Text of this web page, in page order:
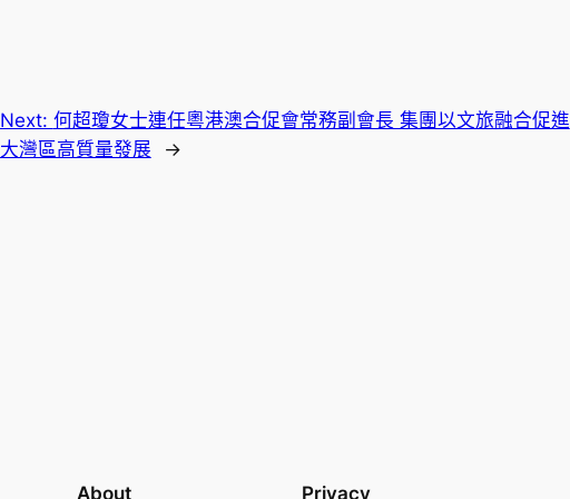
Next: 何超瓊女士連任粵港澳合促會常務副會長 集團以文旅融合促進
大灣區高質量發展
→
About Privacy